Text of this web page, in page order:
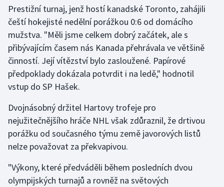
Golf
Gymnastika
Házená
Jezdectví
Judo
Krasobruslení
Lyže a snowboard
Prestižní turnaj, jenž hostí kanadské Toronto, zahájili
čeští hokejisté nedělní porážkou 0:6 od domácího
mužstva. "Měli jsme celkem dobrý začátek, ale s
přibývajícím časem nás Kanada přehrávala ve většině
činností. Její vítězství bylo zasloužené. Papírové
předpoklady dokázala potvrdit i na ledě," hodnotil
vstup do SP Hašek.
Dvojnásobný držitel Hartovy trofeje pro
nejužitečnějšího hráče NHL však zdůraznil, že drtivou
porážku od současného týmu země javorových listů
nelze považovat za překvapivou.
"Výkony, které předváděli během posledních dvou
olympijských turnajů a rovněž na světových